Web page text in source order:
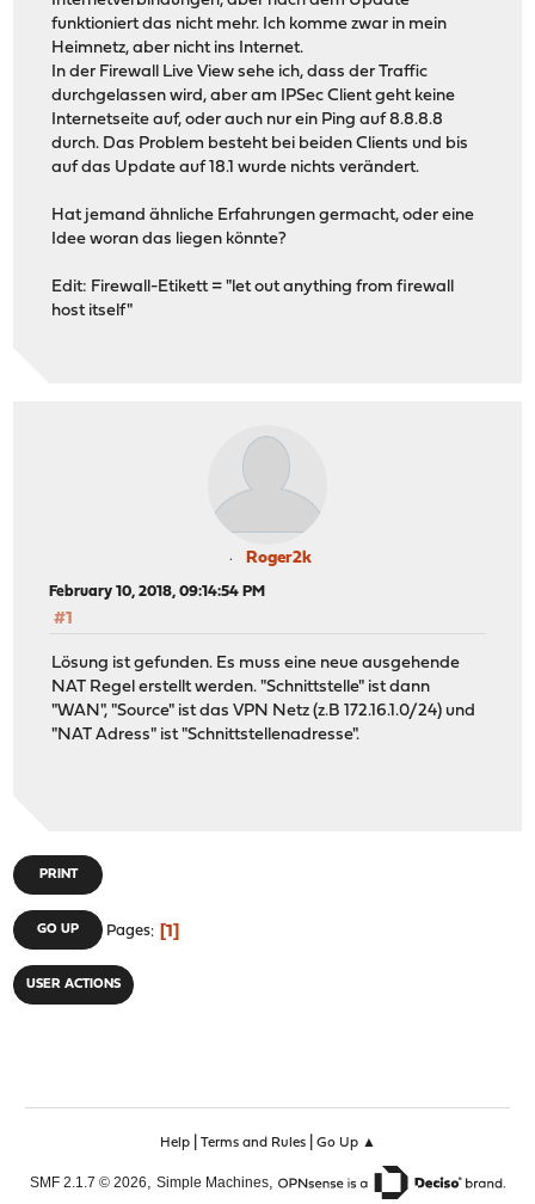
funktioniert das nicht mehr. Ich komme zwar in mein
Heimnetz, aber nicht ins Internet.
In der Firewall Live View sehe ich, dass der Traffic
durchgelassen wird, aber am IPSec Client geht keine
Internetseite auf, oder auch nur ein Ping auf 8.8.8.8
durch. Das Problem besteht bei beiden Clients und bis
auf das Update auf 18.1 wurde nichts verändert.
Hat jemand ähnliche Erfahrungen germacht, oder eine
Idee woran das liegen könnte?
Edit: Firewall-Etikett = "let out anything from firewall
host itself"
Roger2k
February 10, 2018, 09:14:54 PM
#1
Lösung ist gefunden. Es muss eine neue ausgehende
NAT Regel erstellt werden. "Schnittstelle" ist dann
"WAN", "Source" ist das VPN Netz (z.B 172.16.1.0/24) und
"NAT Adress" ist "Schnittstellenadresse".
PRINT
GO UP Pages 1
USER ACTIONS
Help| Terms and Rules| Go Up ▲
SMF 2.1.7 © 2026, Simple Machines,